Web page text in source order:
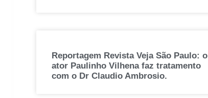
Reportagem Revista Veja São Paulo: o
ator Paulinho Vilhena faz tratamento
com o Dr Claudio Ambrosio.